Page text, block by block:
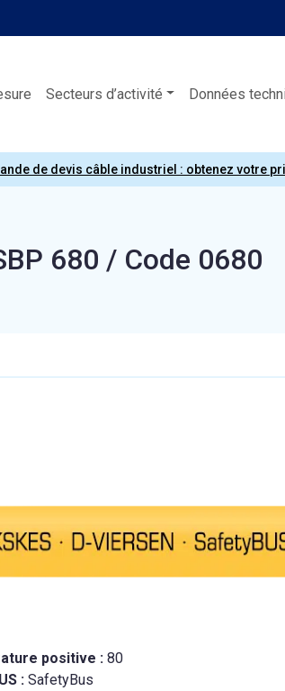
Secteurs d’activité Données
de devis câble industriel : obtenez votre
680 / Code 0680
positive : 80
: SafetyBus